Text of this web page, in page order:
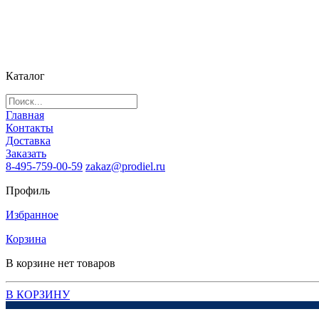
Каталог
Главная
Контакты
Доставка
Заказать
8-495-759-00-59 zakaz@prodiel.ru
Профиль
Избранное
Корзина
В корзине нет товаров
В КОРЗИНУ